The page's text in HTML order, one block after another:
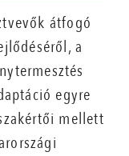
átfogó
a
egyre
mellett